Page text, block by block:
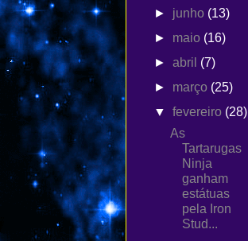
► junho (13)
► maio (16)
►abril (7)
► março (25)
▼fevereiro (28)
As
Tartarugas
Ninja
ganham
estátuas
pela Iron
Stud...